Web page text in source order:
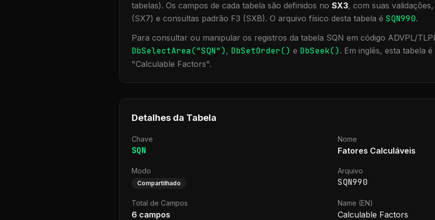
tabelas). Os campos de cada tabela são definidos no SX3, com suas
(SX7) e consultas padrão F3 (SXB). O arquivo físico desta tabela é SQN990.
Para consultar ou manipular os registros da tabela SQN em código ADVPL/
DbSelectArea("SQN"), DbSetOrder() e DbSeek(). Em inglês, esta tabela
"Calculable Factors".
Detalhes da Tabela
Chave
SQN
Nome
Fatores Calculáveis
Modo
Compartilhado
Arquivo
SQN990
Total de Campos
6 campos
Name (EN)
Calculable Factors